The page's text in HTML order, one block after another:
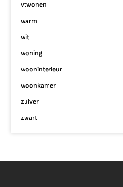
vtwonen
warm
wit
woning
wooninterieur
woonkamer
zuiver
zwart